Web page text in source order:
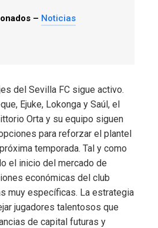
– Noticias
del Sevilla FC sigue activo.
Ejuke, Lokonga y Saúl, el
Orta y su equipo siguen
para reforzar el plantel
temporada. Tal y como
el inicio del mercado de
económicas del club
muy específicas. La estrategia
jugadores talentosos que
de capital futuras y